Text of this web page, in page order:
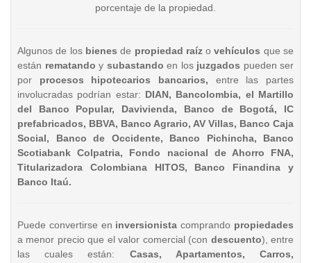
porcentaje de la propiedad.
Algunos de los bienesde propiedad raízo vehículos que se
están rematando y subastando en los juzgados pueden ser
por procesos hipotecarios bancarios, entre las partes
involucradas podrían estar: DIAN, Bancolombia, el Martillo
del Banco Popular, Davivienda, Banco de Bogotá, IC
prefabricados, BBVA, Banco Agrario, AV Villas, Banco Caja
Social, Banco de Occidente, Banco Pichincha, Banco
Scotiabank Colpatria, Fondo nacional de Ahorro FNA,
Titularizadora Colombiana HITOS, Banco Finandina y
Banco Itaú.
Puede convertirse en inversionista comprando propiedades
a menor precio que el valor comercial (con descuento), entre
las cuales están: Casas, Apartamentos, Carros,